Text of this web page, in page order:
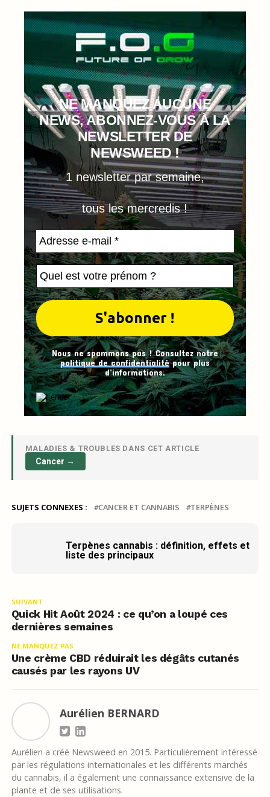
NE MANQUEZ AUCUNE
NEWS, ABONNEZ-VOUS À LA
NEWSLETTER DE
NEWSWEED !
1 newsletter par semaine,
tous les mercredis !
Nous ne spammons pas ! Consultez notre
politique de confidentialitépour plus
d’informations.
MALADIES & TROUBLES DANS CET ARTICLE
Cancer →
SUJETS CONNEXES : CANCER ET CANNABIS TERPÈNES
Terpènes cannabis : définition, effets et
liste des principaux
SUIVANT
Quick Hit Août 2024 : ce qu’on a loupé ces
dernières semaines
NE MANQUEZ PAS
Une crème CBD réduirait les dégâts cutanés
causés par les rayons UV
Aurélien BERNARD
Aurélien a créé Newsweed en 2015. Particulièrement intéressé
par les régulations internationales et les différents marchés
du cannabis, il a également une connaissance extensive de la
plante et de ses utilisations.